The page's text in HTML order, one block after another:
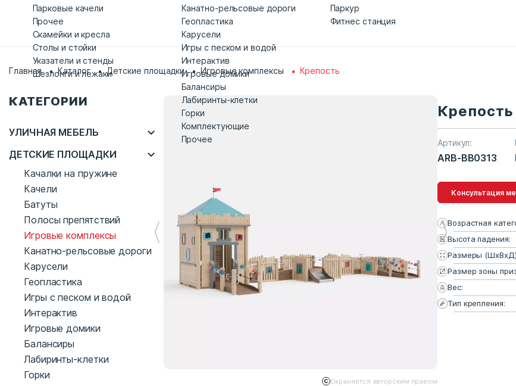
Парковые качели
Прочее
Скамейки и кресла
Столы и стойки
Указатели и стенды
Шезлонги и лежаки
Канатно-рельсовые дороги
Геопластика
Карусели
Игры с песком и водой
Интерактив
Игровые домики
Балансиры
Лабиринты-клетки
Горки
Комплектующие
Прочее
Паркур
Фитнес станция
Главная Каталог Детские площадки Игровые комплексы Крепость
КАТЕГОРИИ
УЛИЧНАЯ МЕБЕЛЬ
ДЕТСКИЕ ПЛОЩАДКИ
Качалки на пружине
Качели
Батуты
Полосы препятствий
Игровые комплексы
Канатно-рельсовые дороги
Карусели
Геопластика
Игры с песком и водой
Интерактив
Игровые домики
Балансиры
Лабиринты-клетки
Горки
Охраняется авторским правом
Крепость
Артикул:
ARB-BB0313
Возрастная
Высота падения:
Размеры
Размер зоны
Вес:
Тип крепления: